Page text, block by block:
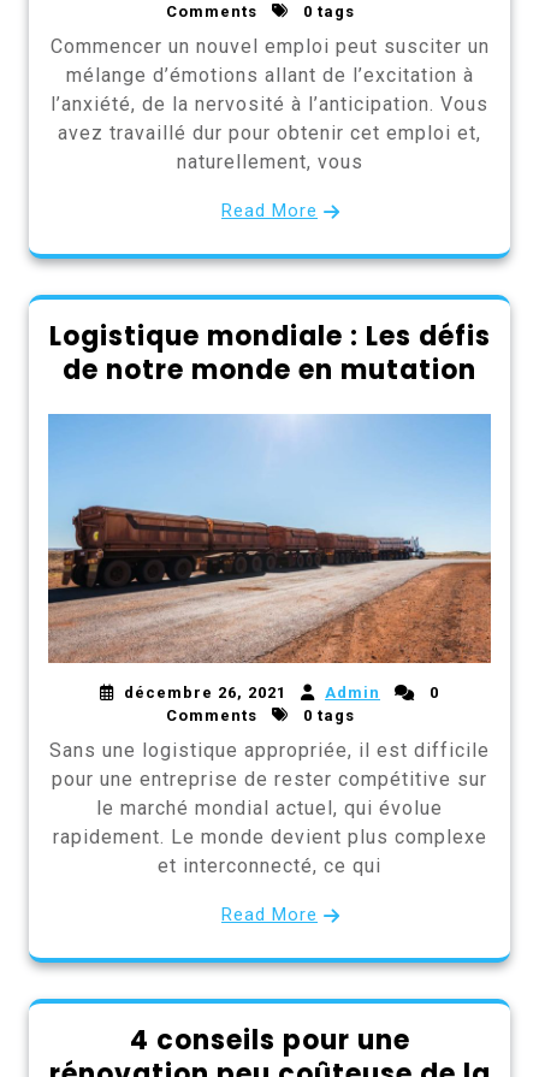
Comments
0 tags
Commencer un nouvel emploi peut susciter un
mélange d’émotions allant de l’excitation à
l’anxiété, de la nervosité à l’anticipation. Vous
avez travaillé dur pour obtenir cet emploi et,
naturellement, vous
Read More
Logistique mondiale : Les défis
de notre monde en mutation
décembre 26, 2021 Admin
0
Comments
0 tags
Sans une logistique appropriée, il est difficile
pour une entreprise de rester compétitive sur
le marché mondial actuel, qui évolue
rapidement. Le monde devient plus complexe
et interconnecté, ce qui
Read More
4 conseils pour une